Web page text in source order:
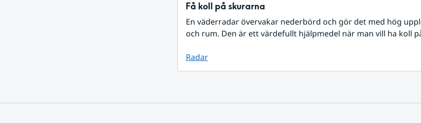
Få koll på skurarna
En väderradar övervakar nederbörd och gör det med hög
och rum. Den är ett värdefullt hjälpmedel när man vill ha koll
Radar